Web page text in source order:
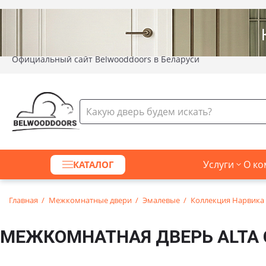
Официальный сайт Belwooddoors в Беларуси
КАТАЛОГ Услуги О
Главная Межкомнатные двери Эмалевые Коллекция Нарвика
МЕЖКОМНАТНАЯ ДВЕРЬ